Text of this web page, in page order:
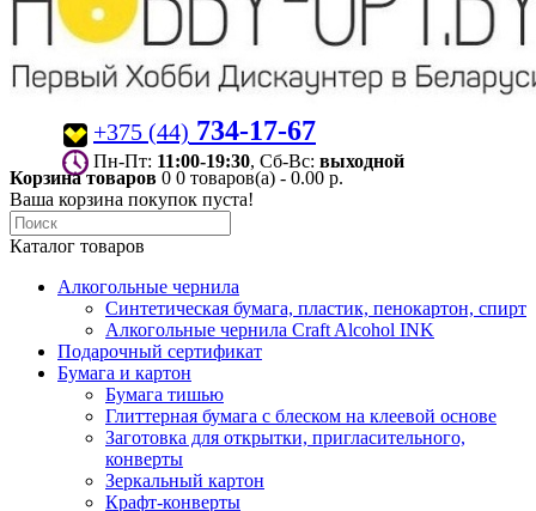
+375 (44) 734-17-67
Пн-Пт: 11:00-19:30 , Сб-Вс: выходной
Корзина товаров 0 0 товаров(а) - 0.00 р.
Ваша корзина покупок пуста!
Каталог товаров
Алкогольные чернила
Синтетическая бумага, пластик, пенокартон, спирт
Алкогольные чернила Craft Alcohol INK
Подарочный сертификат
Бумага и картон
Бумага тишью
Глиттерная бумага с блеском на клеевой основе
Заготовка для открытки, пригласительного,
конверты
Зеркальный картон
Крафт-конверты